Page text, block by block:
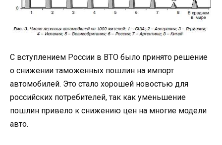
С вступлением России в ВТО было принято решение
о снижении таможенных пошлин на импорт
автомобилей. Это стало хорошей новостью для
российских потребителей, так как уменьшение
пошлин привело к снижению цен на многие модели
авто.